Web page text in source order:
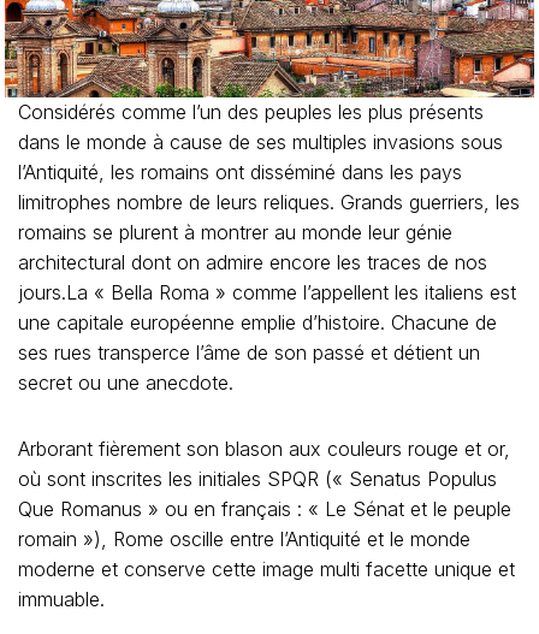
Considérés comme l’un des peuples les plus présents
dans le monde à cause de ses multiples invasions sous
l’Antiquité, les romains ont disséminé dans les pays
limitrophes nombre de leurs reliques. Grands guerriers, les
romains se plurent à montrer au monde leur génie
architectural dont on admire encore les traces de nos
jours.La « Bella Roma » comme l’appellent les italiens est
une capitale européenne emplie d’histoire. Chacune de
ses rues transperce l’âme de son passé et détient un
secret ou une anecdote.
Arborant fièrement son blason aux couleurs rouge et or,
où sont inscrites les initiales SPQR (« Senatus Populus
Que Romanus » ou en français : « Le Sénat et le peuple
romain »), Rome oscille entre l’Antiquité et le monde
moderne et conserve cette image multi facette unique et
immuable.